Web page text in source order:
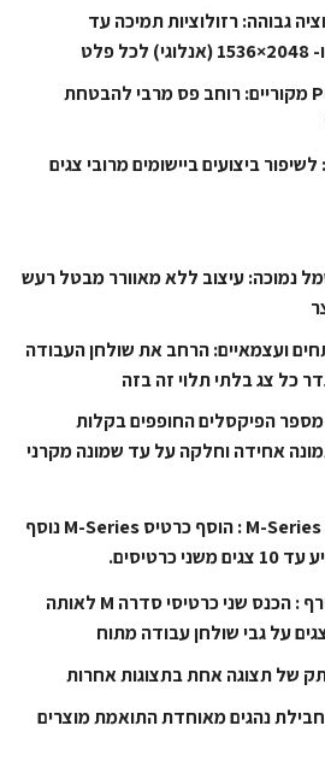
גבוהה: רזולוציות תמיכה עד
ביצועי PCI Express x16 מקוריים: רוחב פס מרבי להבטחת
מגהבייט: לשיפור ביצועים ביישומים מרובי צגים
נמוכה: עיצוב ללא מאוורר מבטל רעש
ועצמאיים: הרחב את שולחן העבודה
כל צג בלתי תלוי זה בזה
מספר הפיקסלים החופפים בקלות
אחידה וחלקה על עד שמונה מקרני
: הוסף כרטיס M-Series נוסף
הצטרף : הכנס שני כרטיסי סדרה M לאותה
על גבי שולחן עבודה מתוח
של תצוגה אחת בתצוגות אחרות
נהגים מאוחדת התואמת מוצרים